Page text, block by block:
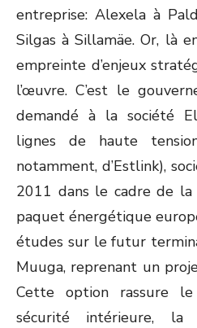
entreprise: Alexela à
Silgas à Sillamäe. Or, là
empreinte d’enjeux
l’œuvre. C’est le
demandé à la société
lignes de haute
notamment, d’Estlink),
2011 dans le cadre de
paquet énergétique
études sur le futur
Muuga, reprenant un
Cette option rassure
sécurité intérieure, la